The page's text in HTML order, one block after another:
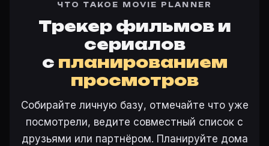
ЧТО ТАКОЕ MOVIE PLANNER
Трекер фильмов и
сериалов
с планированием
просмотров
Собирайте личную базу, отмечайте что уже
посмотрели, ведите совместный список с
друзьями или партнёром. Планируйте дома